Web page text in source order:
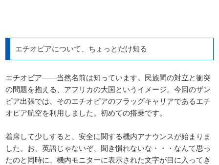
エチオピアについて、ちょっとだけ知る
エチオピア――当然名前は知っています。民族間の対立と衝突
の問題を抱える、アフリカの大国というイメージ。今回のザン
ビア出張では、そのエチオピアのフラッグキャリアであるエチ
オピア航空を利用しました。初めての搭乗です。
着席して少しすると、安全に関する機内アナウンスが始まりま
した。お、英語じゃないぞ、聞き慣れないな・・・なんて思っ
たのと同時に、機内モニターに表示された文字が目に入ってき